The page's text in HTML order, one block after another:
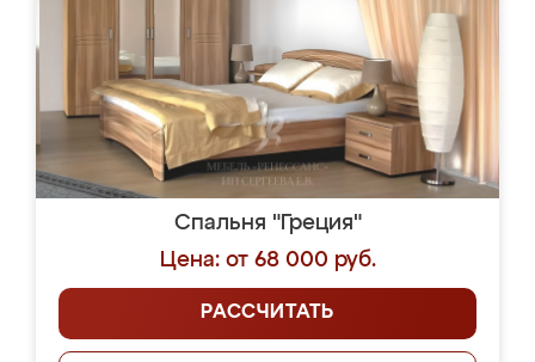
Спальня "Греция"
Цена: от 68 000 руб.
РАССЧИТАТЬ